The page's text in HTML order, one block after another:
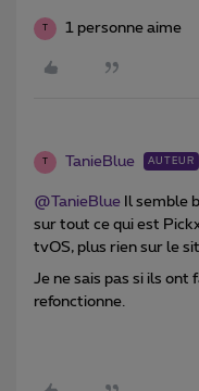
1 personne aime
TanieBlue AUTEUR
@TanieBlue Il semble
sur tout ce qui est
tvOS, plus rien sur le
Je ne sais pas si ils ont
refonctionne.